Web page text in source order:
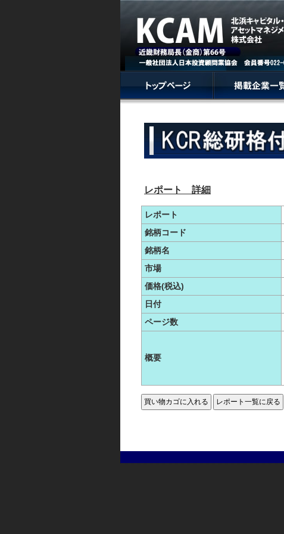
レポート 詳細
レポート
銘柄コード
銘柄名
市場
価格(税込)
日付
ページ数
概要